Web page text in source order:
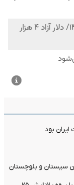
بود
سیستان و بلوچستان